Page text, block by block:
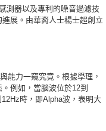
測器以及專利的噪音過濾技
展。由華裔人士楊士超創立
能力一窺究竟。根據學理，
例如，當腦波位於12到
時，即Alpha波，表明大